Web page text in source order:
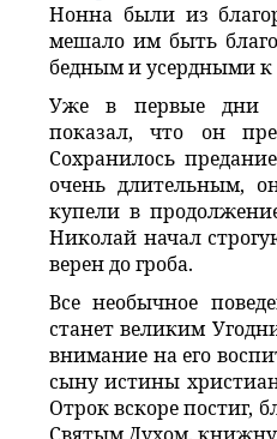
Нонна были из
мешало им быть
бедным и усердными к
Уже в первые дни
показал, что он
Сохранилось
очень длительным,
купели в
Николай начал
верен до гроба.
Все необычное
станет великим
внимание на его
сыну истины
Отрок вскоре постиг,